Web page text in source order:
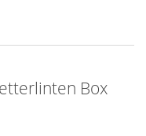
sind F1 Artikel aus
Darunter finden
Box